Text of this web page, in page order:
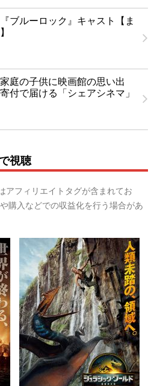
ブルーロック』キャスト【ま
庭の子供に映画館の思い出
付で届ける「シェアシネマ」
視聴
アフィリエイトタグが含まれてお
購入などでの収益化を行う場合があ